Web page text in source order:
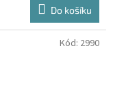
Do košíku
Kód: 2990